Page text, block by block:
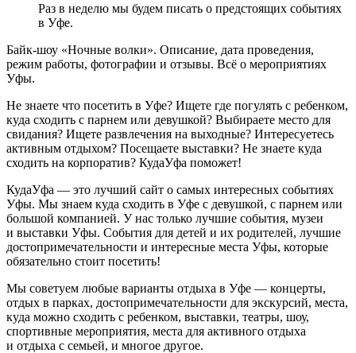
Раз в неделю мы будем писать о предстоящих событиях
в Уфе.
Байк-шоу «Ночные волки». Описание, дата проведения,
режим работы, фотографии и отзывы. Всё о мероприятиях
Уфы.
Не знаете что посетить в Уфе? Ищете где погулять с ребенком,
куда сходить с парнем или девушкой? Выбираете место для
свидания? Ищете развлечения на выходные? Интересуетесь
активным отдыхом? Посещаете выставки? Не знаете куда
сходить на корпоратив? КудаУфа поможет!
КудаУфа — это лучший сайт о самых интересных событиях
Уфы. Мы знаем куда сходить в Уфе с девушкой, с парнем или
большой компанией. У нас только лучшие события, музеи
и выставки Уфы. События для детей и их родителей, лучшие
достопримечательности и интересные места Уфы, которые
обязательно стоит посетить!
Мы советуем любые варианты отдыха в Уфе — концерты,
отдых в парках, достопримечательности для экскурсий, места,
куда можно сходить с ребенком, выставки, театры, шоу,
спортивные мероприятия, места для активного отдыха
и отдыха с семьей, и многое другое.